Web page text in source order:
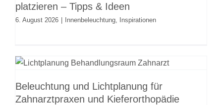
platzieren – Tipps & Ideen
6. August 2026 Innenbeleuchtung, Inspirationen
Zahnarztpraxen und
Lichtplanung Arbeitsplatz Innenbeleuchtung
planen
Beleuchtung und Lichtplanung für
Zahnarztpraxen und Kieferorthopädie